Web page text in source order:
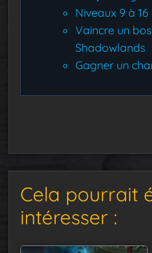
Niveaux 9 à
Vaincre un
Shadowlands
Gagner un
Cela pourrait
intéresser :